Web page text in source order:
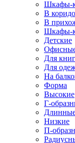
Шкафы-
В
В
Шкафы-
Детские
Для книг
Для
На
Форма
Высокие
Г-
Низкие
П-